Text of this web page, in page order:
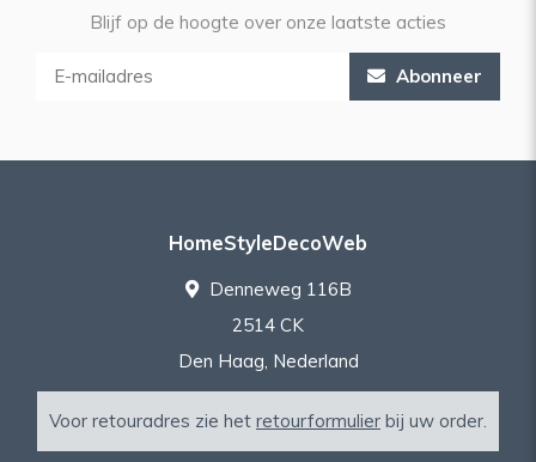
Blijf op de hoogte over onze laatste acties
Abonneer
HomeStyleDecoWeb
Denneweg 116B
2514 CK
Den Haag, Nederland
Voor retouradres zie het retourformulier bij uw order.